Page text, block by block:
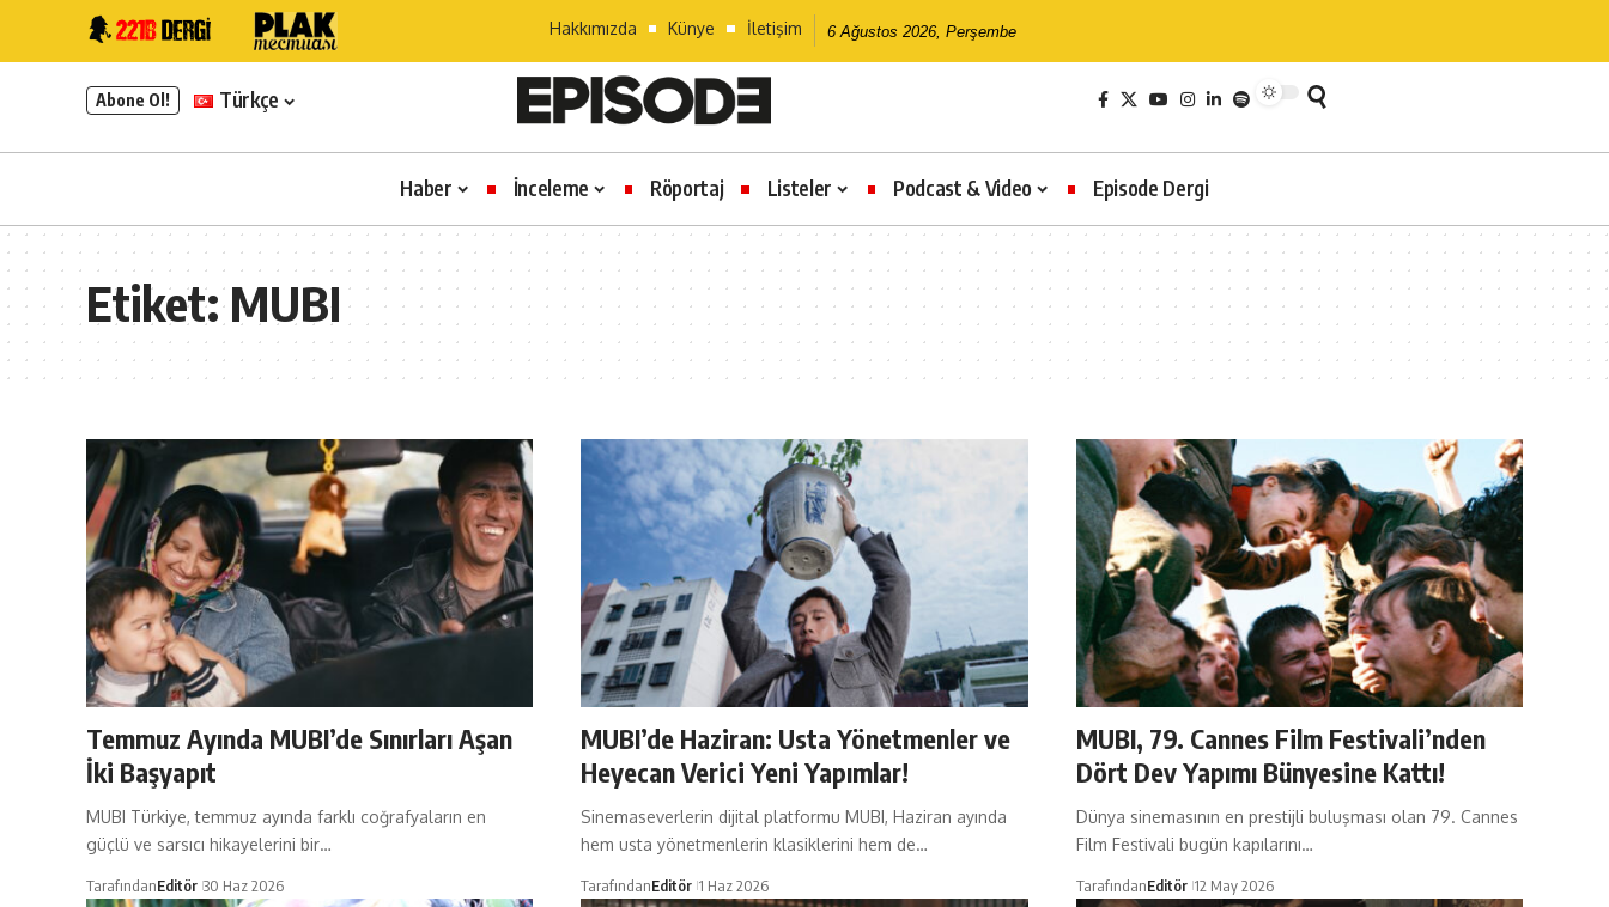
Hakkımızda Künye İletişim 6 Ağustos 2026, Perşembe
Abone Ol! Türkçe
Haber İnceleme Röportaj Listeler Podcast & Video Episode Dergi
Etiket:MUBI
Temmuz Ayında MUBI’de Sınırları Aşan
İki Başyapıt
MUBI Türkiye, temmuz ayında farklı coğrafyaların en
güçlü ve sarsıcı hikayelerini bir…
TarafındanEditör 30 Haz 2026
MUBI’de Haziran: Usta Yönetmenler ve
Heyecan Verici Yeni Yapımlar!​
Sinemaseverlerin dijital platformu MUBI, Haziran ayında
hem usta yönetmenlerin klasiklerini hem de…
TarafındanEditör 1 Haz 2026
MUBI, 79. Cannes Film Festivali’nden
Dört Dev Yapımı Bünyesine Kattı!
Dünya sinemasının en prestijli buluşması olan 79. Cannes
Film Festivali bugün kapılarını…
TarafındanEditör 12 May 2026